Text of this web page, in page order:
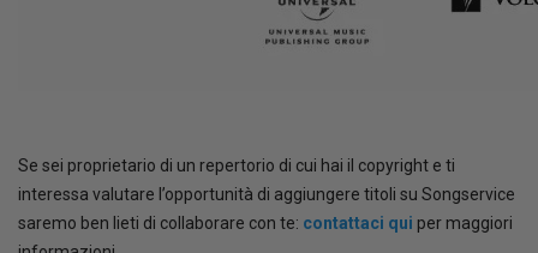
Se sei proprietario di un repertorio di cui hai il copyright e ti
interessa valutare l’opportunità di aggiungere titoli su Songservice
saremo ben lieti di collaborare con te: contattaci qui per maggiori